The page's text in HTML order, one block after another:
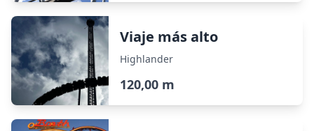
Viaje más alto
Highlander
120,00 m